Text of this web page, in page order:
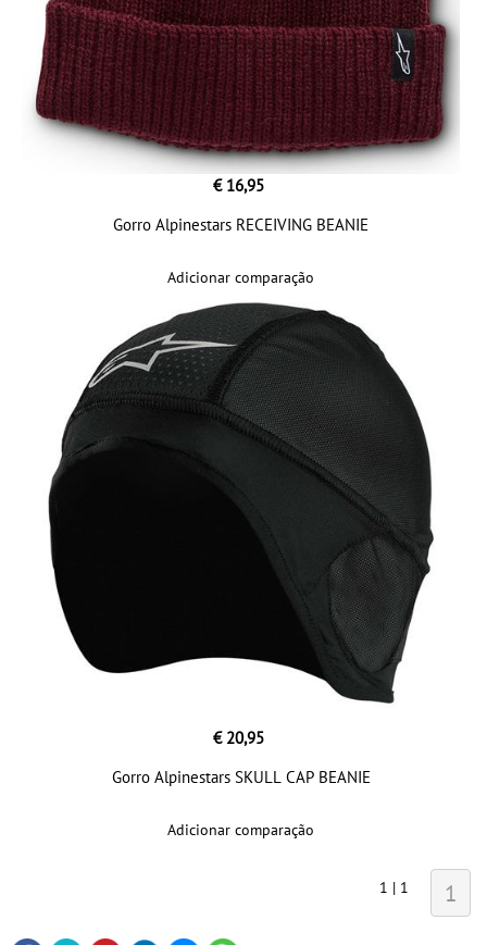
€ 16,95
Gorro Alpinestars RECEIVING BEANIE
Adicionar comparação
€ 20,95
Gorro Alpinestars SKULL CAP BEANIE
Adicionar comparação
1 | 1 1